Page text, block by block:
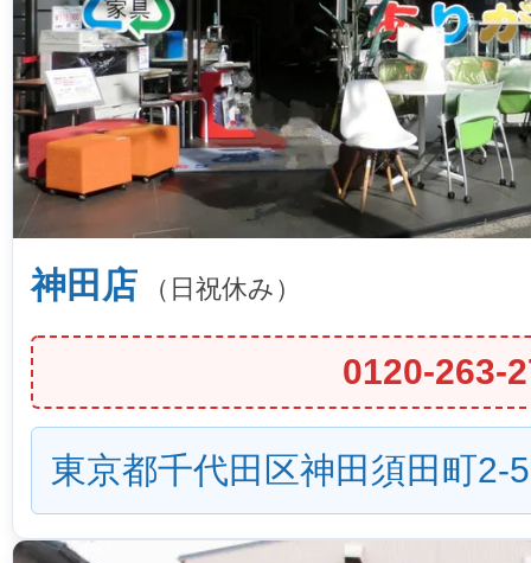
神田店 （日祝休み）
0120-263-
東京都千代田区神田須田町2-